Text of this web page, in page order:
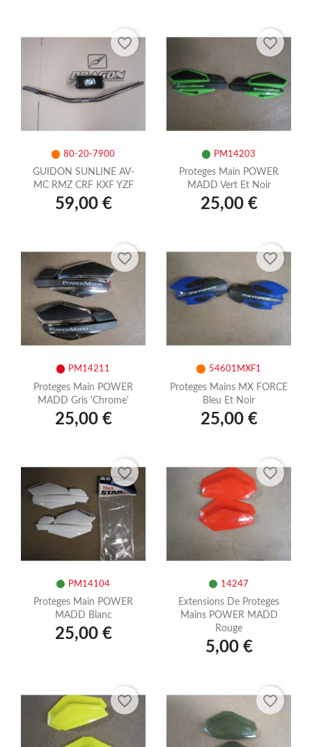
80-20-7900
GUIDON SUNLINE AV-
MC RMZ CRF KXF YZF
59,00 €
favorite_border
PM14203
Proteges Main POWER
MADD Vert Et Noir
25,00 €
favorite_border
PM14211
Proteges Main POWER
MADD Gris 'chrome'
25,00 €
favorite_border
54601MXF1
Proteges Mains MX FORCE
Bleu Et Noir
25,00 €
favorite_border
PM14104
Proteges Main POWER
MADD Blanc
25,00 €
favorite_border
14247
Extensions De Proteges
Mains POWER MADD
Rouge
5,00 €
favorite_border
favorite_border favorite_border